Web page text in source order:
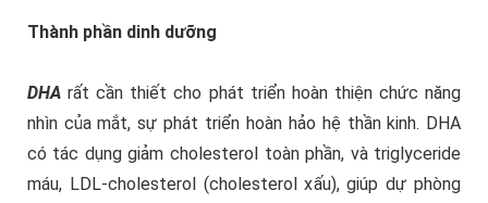
Thành phần dinh dưỡng
DHArất cần thiết cho phát triển hoàn thiện chức năng
nhìn của mắt, sự phát triển hoàn hảo hệ thần kinh. DHA
có tác dụng giảm cholesterol toàn phần, và triglyceride
máu, LDL-cholesterol (cholesterol xấu), giúp dự phòng